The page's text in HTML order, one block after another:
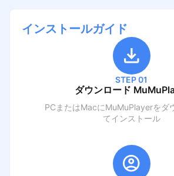
インストールガイド
STEP 01
ダウンロード
PCまたはMacにMuMuPlayerをダ
てインストール